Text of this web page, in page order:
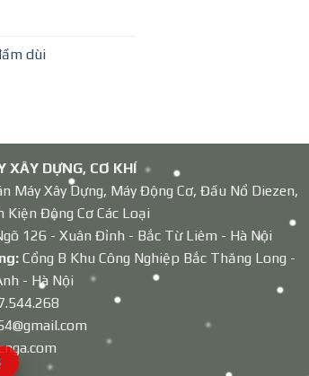
dùi
XÂY DỰNG, CƠ KHÍ
Máy Xây Dựng, Máy Động Cơ, Đầu Nổ Diezen,
Kiện Động Cơ Các Loại
126 - Xuân Đỉnh - Bắc Từ Liêm - Hà Nội
Cổng B Khu Công Nghiệp Bắc Thăng Long -
- Hà Nội